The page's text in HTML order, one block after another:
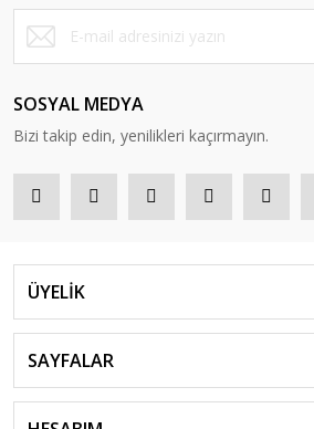
SOSYAL MEDYA
Bizi takip edin, yenilikleri kaçırmayın.
ÜYELİK
SAYFALAR